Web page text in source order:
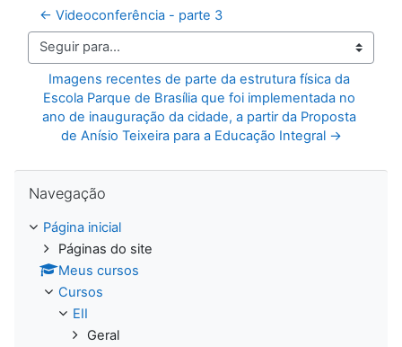
← Videoconferência - parte 3
Seguir para...
Imagens recentes de parte da estrutura física da
Escola Parque de Brasília que foi implementada no
ano de inauguração da cidade, a partir da Proposta
de Anísio Teixeira para a Educação Integral →
Navegação
Página inicial
Páginas do site
Meus cursos
Cursos
EII
Geral